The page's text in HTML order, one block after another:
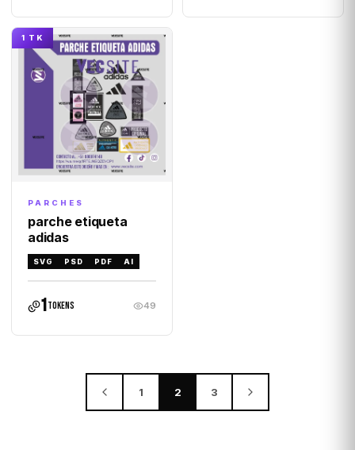
1 TK
PARCHES
parche etiqueta
adidas
SVG PSD PDF AI
1tokens 49
1 2 3